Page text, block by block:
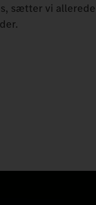
sætter vi